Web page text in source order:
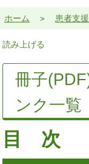
ホーム 患者支
読み上げる
冊子
ンク一覧
目 次